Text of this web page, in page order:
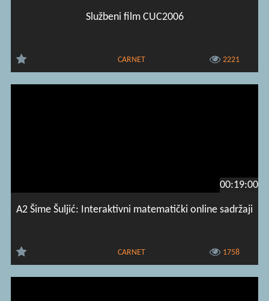
Službeni film CUC2006
CARNET 2221
00:19:00
A2 Šime Šuljić: Interaktivni matematički online sadržaji
CARNET 1758